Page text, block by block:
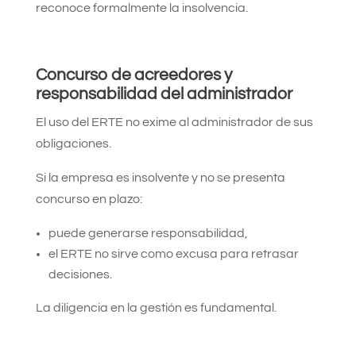
reconoce formalmente la insolvencia.
Concurso de acreedores y
responsabilidad del administrador
El uso del ERTE no exime al administrador de sus
obligaciones.
Si la empresa es insolvente y no se presenta
concurso en plazo:
puede generarse responsabilidad,
el ERTE no sirve como excusa para retrasar
decisiones.
La diligencia en la gestión es fundamental.